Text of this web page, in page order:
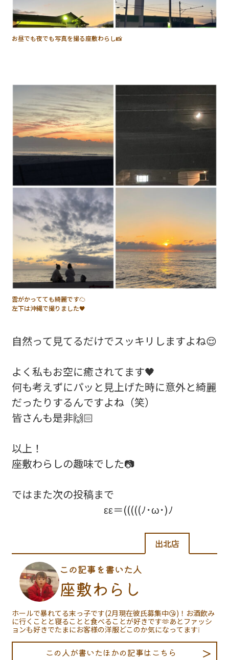
お昼でも夜でも写真を撮る座敷わらし📸
雲がかってても綺麗です☁️
左下は沖縄で撮りました🖤
自然って見てるだけでスッキリしますよね😌
よく私もお空に癒されてます🖤
何も考えずにパッと見上げた時に意外と綺麗
だったりするんですよね（笑）
皆さんも是非🙌🏻
以上！
座敷わらしの趣味でした📷
ではまた次の投稿まで
εε＝(((((ﾉ･ω･)ﾉ
出北店
この記事を書いた人
座敷わらし
ホールで暴れてる末っ子です(2月現在彼氏募集中😘)！お酒飲み
に行くことと寝ることと食べることが好きです🫶あとファッシ
ョンも好きでたまにお客様の洋服どこのか気になってます❕
この人が書いたほかの記事はこちら